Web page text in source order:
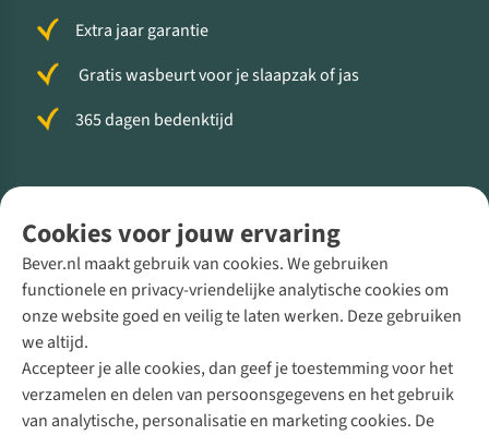
Cookies voor jouw ervaring
Bever.nl maakt gebruik van cookies. We gebruiken
functionele en privacy-vriendelijke analytische cookies om
onze website goed en veilig te laten werken. Deze gebruiken
we altijd.
Accepteer je alle cookies, dan geef je toestemming voor het
verzamelen en delen van persoonsgegevens en het gebruik
van analytische, personalisatie en marketing cookies. De
Extra jaar garantie
Gratis wasbeurt voor je slaapzak of jas
365 dagen bedenktijd
Direct advies van een Buitenexpert
+31 (0)85 888 50 88
+31 6 12 28 49 80